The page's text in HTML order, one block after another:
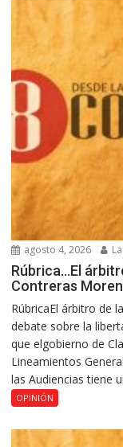
agosto 4, 2026
Rúbrica…El
Contreras
RúbricaEl árbitro de
debate sobre la
que elgobierno de
Lineamientos
las Audiencias tiene
OPINIÓN